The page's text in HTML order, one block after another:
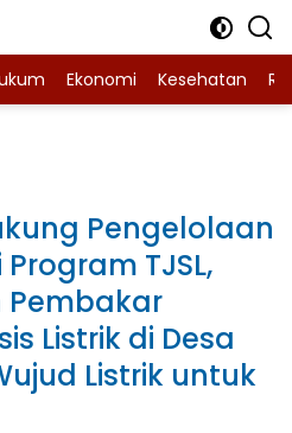
Ekonomi Kesehatan
Pengelolaan
TJSL,
Pembakar
Listrik di Desa
Listrik untuk